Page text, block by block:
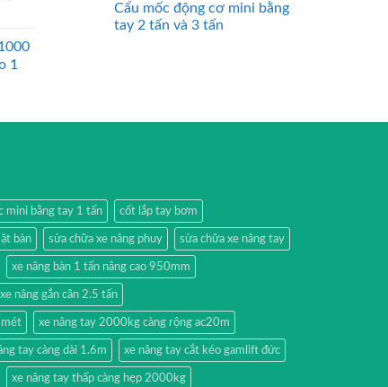
1
Cẩu mốc động cơ mini bằng
tay 2 tấn và 3 tấn
mini bằng tay 1 tấn cốt lắp tay bơm
bàn sửa chữa xe nâng phuy sửa chữa xe nâng tay
xe nâng bàn 1 tấn nâng cao 950mm
xe nâng gắn cân 2.5 tấn
mét xe nâng tay 2000kg càng rộng ac20m
tay càng dài 1.6m xe nâng tay cắt kéo gamlift đức
xe nâng tay thấp càng hẹp 2000kg